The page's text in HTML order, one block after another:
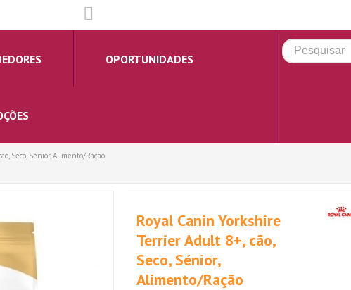
OPORTUNIDADES
Seco, Sénior, Alimento/Ração
Royal Canin Yorkshire
Terrier Adult 8+, cão,
Seco, Sénior,
Alimento/Ração